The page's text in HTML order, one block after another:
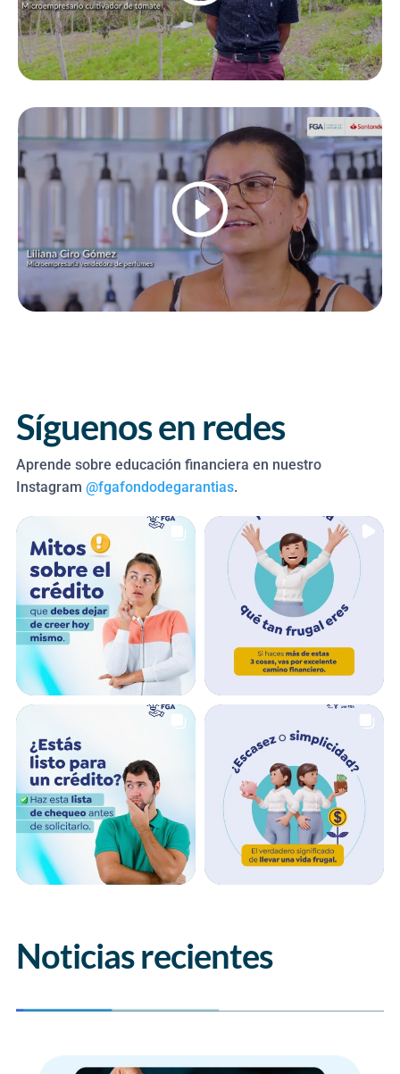
Síguenos en redes
Aprende sobre educación financiera en nuestro
Instagram @fgafondodegarantias.
Noticias recientes